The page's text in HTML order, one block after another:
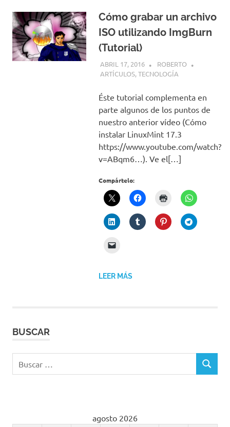
Cómo grabar un archivo
ISO utilizando ImgBurn
(Tutorial)
ABRIL 17, 2016
ROBERTO
ARTÍCULOS,TECNOLOGÍA
Éste tutorial complementa en
parte algunos de los puntos de
nuestro anterior vídeo (Cómo
instalar LinuxMint 17.3
https://www.youtube.com/watch?
v=ABqm6…). Ve el[…]
Compártelo:
LEER MÁS
BUSCAR
BUSCAR
agosto 2026